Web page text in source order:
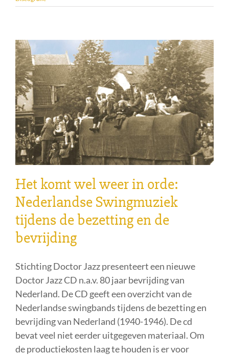
Het komt wel weer in orde:
Nederlandse Swingmuziek
tijdens de bezetting en de
bevrijding
Stichting Doctor Jazz presenteert een nieuwe
Doctor Jazz CD n.a.v. 80 jaar bevrijding van
Nederland. De CD geeft een overzicht van de
Nederlandse swingbands tijdens de bezetting en
bevrijding van Nederland (1940-1946). De cd
bevat veel niet eerder uitgegeven materiaal. Om
de productiekosten laag te houden is er voor